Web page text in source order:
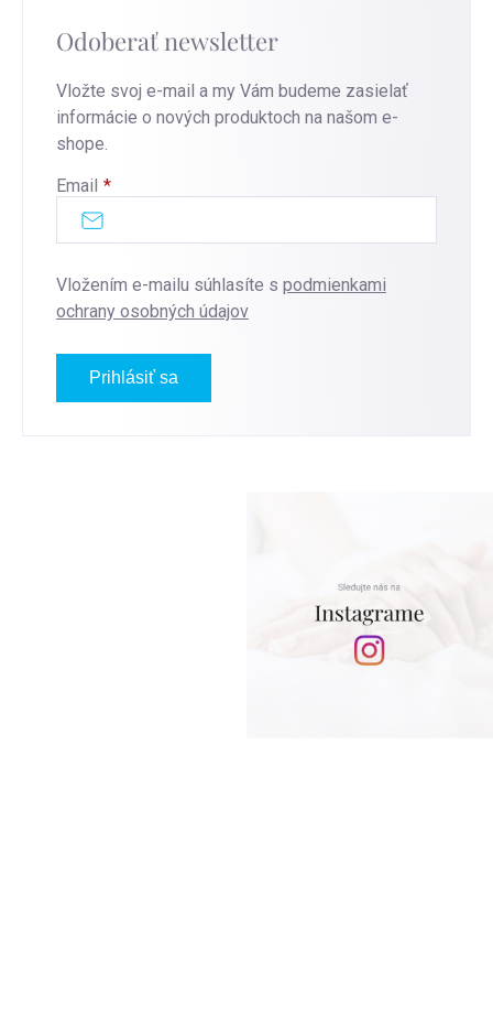
Odoberať newsletter
Vložte svoj e-mail a my Vám budeme zasielať
informácie o nových produktoch na našom e-
shope.
Email
Vložením e-mailu súhlasíte s podmienkami
ochrany osobných údajov
Prihlásiť sa